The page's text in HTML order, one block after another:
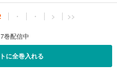
・ ・ > >>
巻配信中
に全巻入れる